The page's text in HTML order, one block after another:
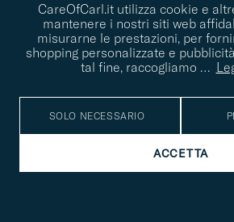
Regular Fit Jersey Pique
Shirt Light Beige Melange
MLXL
Wood
SML
150€
CareOfCarl.it utilizza cookie e
mantenere i nostri siti web
misurarne le prestazioni, per
shopping personalizzate e
tal fine, raccogliamo …
SOLO NECESSARIO
ACCETTA